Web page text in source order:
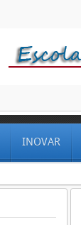
INOVAR